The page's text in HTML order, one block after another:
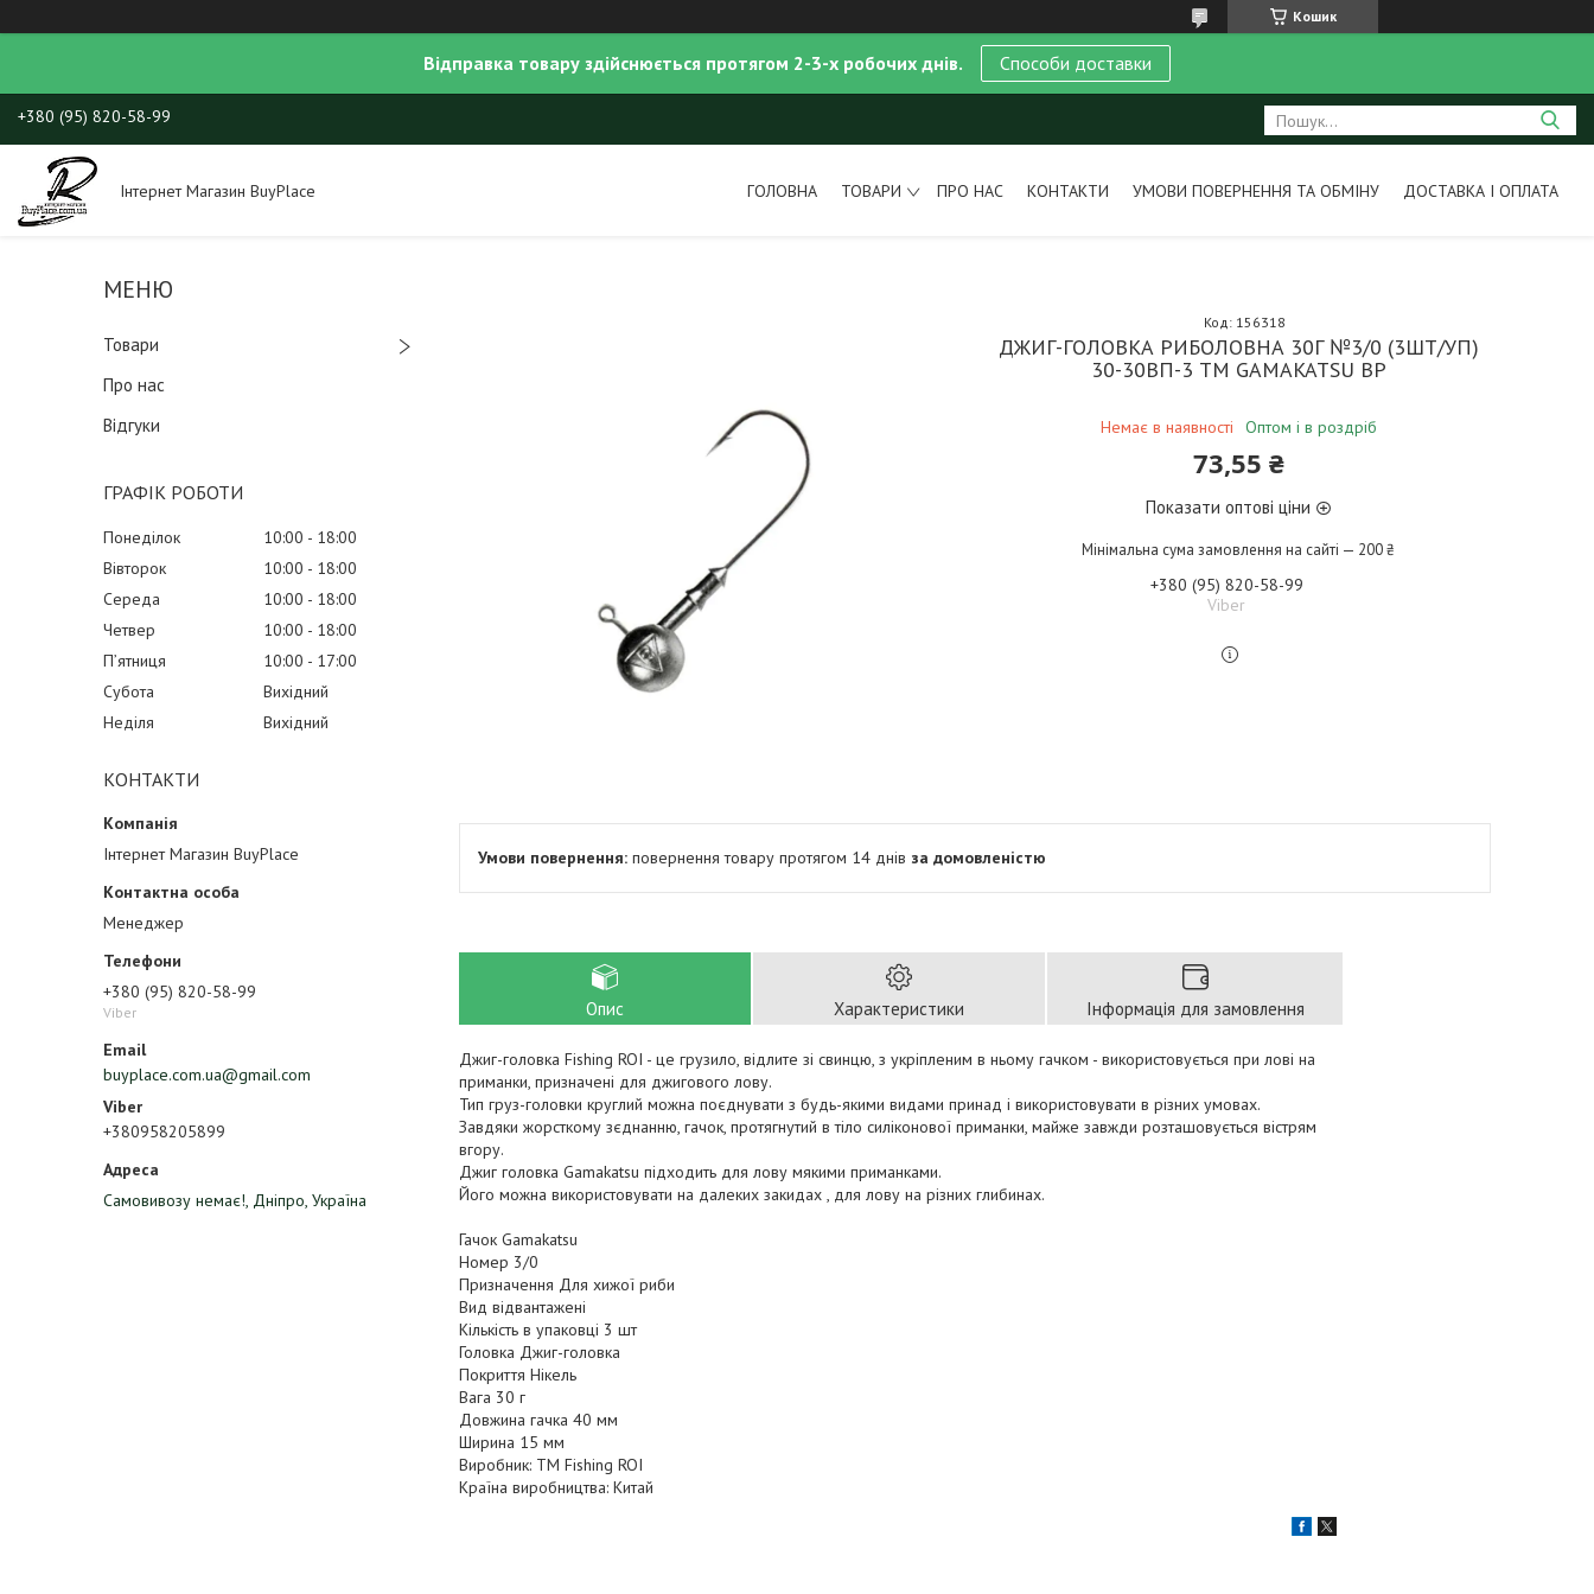
Кошик
Відправка товару здійснюється протягом 2-3-х робочих днів. Способи доставки
+380 (95) 820-58-99
Інтернет Магазин BuyPlace ГОЛОВНА ТОВАРИ ПРО НАС КОНТАКТИ УМОВИ ПОВЕРНЕННЯ ТА ОБМІНУ ДОСТАВКА І ОПЛАТА
Товари
Про нас
Відгуки
ГРАФІК РОБОТИ
Понеділок 10:00
18:00
Вівторок
10:00
18:00
Середа
10:00
18:00
Четвер
10:00
18:00
Пʼятниця
10:00
17:00
Субота
Вихідний
Неділя
Вихідний
КОНТАКТИ
Інтернет Магазин BuyPlace
Менеджер
+380 (95) 820-58-99
Viber
buyplace.com.ua@gmail.com
+380958205899
Самовивозу немає!, Дніпро, Україна
ДЖИГ-ГОЛОВКА РИБОЛОВНА 30Г №3/0 (3ШТ/УП)
30-30ВП-3 ТМ GAMAKATSU BP
Немає в наявності Оптом і в роздріб
Код: 156318
73,55 ₴
Показати оптові ціни
Мінімальна сума замовлення на сайті — 200 ₴
+380 (95) 820-58-99
Viber
повернення товару протягом 14 днів за домовленістю
Опис Характеристики Інформація для замовлення
Джиг-головка Fishing ROI - це грузило, відлите зі свинцю, з укріпленим в ньому гачком - використовується при лові на
приманки, призначені для джигового лову.
Тип груз-головки круглий можна поєднувати з будь-якими видами принад і використовувати в різних умовах.
Завдяки жорсткому зєднанню, гачок, протягнутий в тіло силіконової приманки, майже завжди розташовується вістрям
вгору.
Джиг головка Gamakatsu підходить для лову мякими приманками.
Його можна використовувати на далеких закидах , для лову на різних глибинах.
Гачок Gamakatsu
Номер 3/0
Призначення Для хижої риби
Вид відвантажені
Кількість в упаковці 3 шт
Головка Джиг-головка
Покриття Нікель
Вага 30 г
Довжина гачка 40 мм
Ширина 15 мм
Виробник: ТМ Fishing ROI
Країна виробництва: Китай